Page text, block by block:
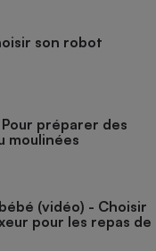
son robot
préparer des
moulinées
(vidéo) - Choisir
pour les repas de